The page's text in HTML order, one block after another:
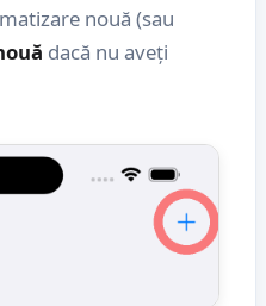
nouă (sau
dacă nu aveți